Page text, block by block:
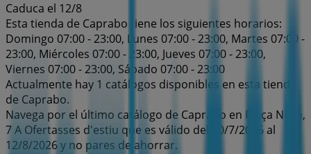
Caduca el 12/8
Esta tienda de Caprabo tiene los siguientes horarios:
Domingo 07:00 - 23:00, Lunes 07:00 - 23:00, Martes 07:00 -
23:00, Miércoles 07:00 - 23:00, Jueves 07:00 - 23:00,
Viernes 07:00 - 23:00, Sábado 07:00 - 23:00
Actualmente hay 1 catálogos disponibles en esta tienda
de Caprabo.
Navega por el último catálogo de Caprabo en Plaça Nova,
7 A Ofertasses d'estiu que es válido del 30/7/2026 al
12/8/2026 y no pares de ahorrar.